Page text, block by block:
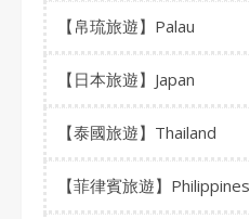
【帛琉旅遊】Palau
【日本旅遊】Japan
【泰國旅遊】Thailand
【菲律賓旅遊】Philippines